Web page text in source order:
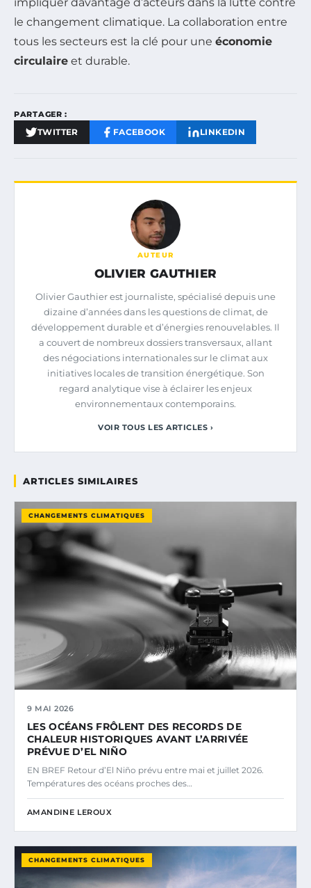
le changement climatique. La collaboration entre
tous les secteurs est la clé pour une économie
circulaire et durable.
PARTAGER :
TWITTER FACEBOOK LINKEDIN
AUTEUR
OLIVIER GAUTHIER
Olivier Gauthier est journaliste, spécialisé depuis une
dizaine d’années dans les questions de climat, de
développement durable et d’énergies renouvelables. Il
a couvert de nombreux dossiers transversaux, allant
des négociations internationales sur le climat aux
initiatives locales de transition énergétique. Son
regard analytique vise à éclairer les enjeux
environnementaux contemporains.
VOIR TOUS LES ARTICLES ›
ARTICLES SIMILAIRES
CHANGEMENTS CLIMATIQUES
9 MAI 2026
LES OCÉANS FRÔLENT DES RECORDS DE
CHALEUR HISTORIQUES AVANT L’ARRIVÉE
PRÉVUE D’EL NIÑO
EN BREF Retour d’El Niño prévu entre mai et juillet 2026.
Températures des océans proches des…
AMANDINE LEROUX
CHANGEMENTS CLIMATIQUES